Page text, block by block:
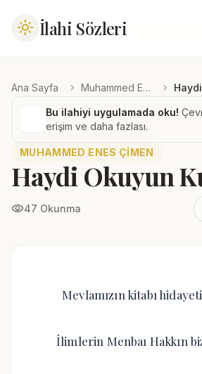
light_mode İlahi Sözleri
Ana Sayfa chevron_right Muhammed Enes Çimen chevron_right
Bu ilahiyi uygulamada oku!
erişim ve daha fazlası.
MUHAMMED ENES ÇIMEN
Haydi Okuyun
visibility47 Okunma
Mevlamızın kitabı
İlimlerin Menbaı Hakkın